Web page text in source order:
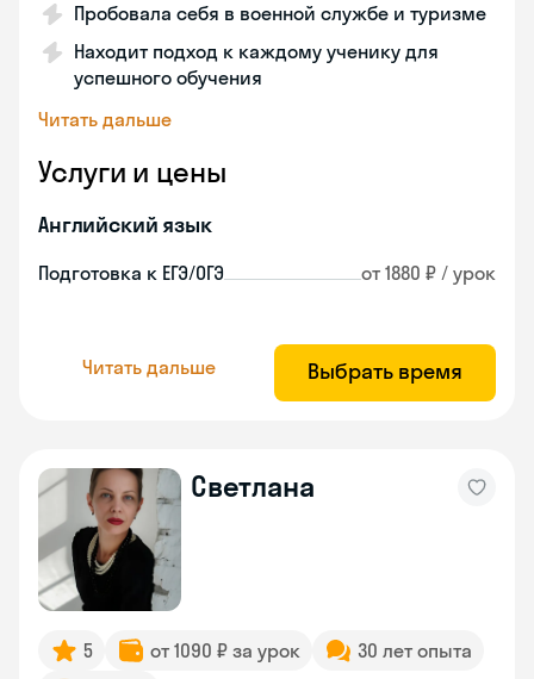
Пробовала себя в военной службе и туризме
Находит подход к каждому ученику для
успешного обучения
Читать дальше
Услуги и цены
Английский язык
Подготовка к ЕГЭ/ОГЭ от 1880 ₽ / урок
Читать дальше Выбрать время
Светлана
5 от 1090 ₽ за урок
30 лет опыта